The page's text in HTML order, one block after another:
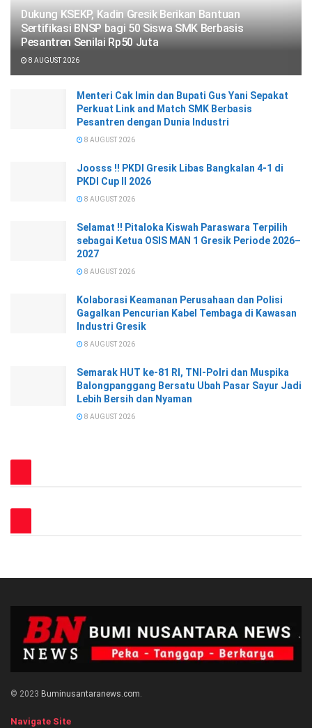
Dukung KSEKP, Kadin Gresik Berikan Bantuan
Sertifikasi BNSP bagi 50 Siswa SMK Berbasis
Pesantren Senilai Rp50 Juta
8 AUGUST 2026
Menteri Cak Imin dan Bupati Gus Yani Sepakat
Perkuat Link and Match SMK Berbasis
Pesantren dengan Dunia Industri
8 AUGUST 2026
Joosss !! PKDI Gresik Libas Bangkalan 4-1 di
PKDI Cup II 2026
8 AUGUST 2026
Selamat !! Pitaloka Kiswah Paraswara Terpilih
sebagai Ketua OSIS MAN 1 Gresik Periode 2026–
2027
8 AUGUST 2026
Kolaborasi Keamanan Perusahaan dan Polisi
Gagalkan Pencurian Kabel Tembaga di Kawasan
Industri Gresik
8 AUGUST 2026
Semarak HUT ke-81 RI, TNI-Polri dan Muspika
Balongpanggang Bersatu Ubah Pasar Sayur Jadi
Lebih Bersih dan Nyaman
8 AUGUST 2026
© 2023 Buminusantaranews.com.
Navigate Site